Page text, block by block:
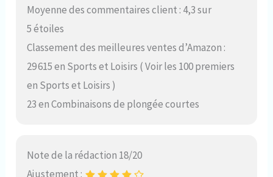
Moyenne des commentaires client : 4,3 sur
5 étoiles
Classement des meilleures ventes d’Amazon :
29 615 en Sports et Loisirs ( Voir les 100 premiers
en Sports et Loisirs )
23 en Combinaisons de plongée courtes
Note de la rédaction 18/20
Ajustement :